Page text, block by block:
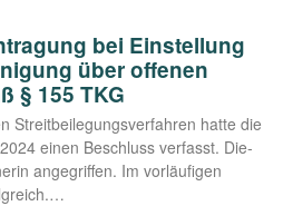
bei Einstellung
über offenen
§ 155 TKG
Streit­bei­le­gungs­ver­fah­ren hat­te die
einen Beschluss ver­fasst. Die­
ange­grif­fen. Im vor­läu­fi­gen